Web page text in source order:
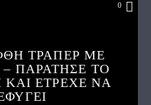
0
ΤΡΑΠΕΡ ΜΕ
– ΠΑΡΑΤΗΣΕ ΤΟ
ΕΤΡΕΧΕ ΝΑ